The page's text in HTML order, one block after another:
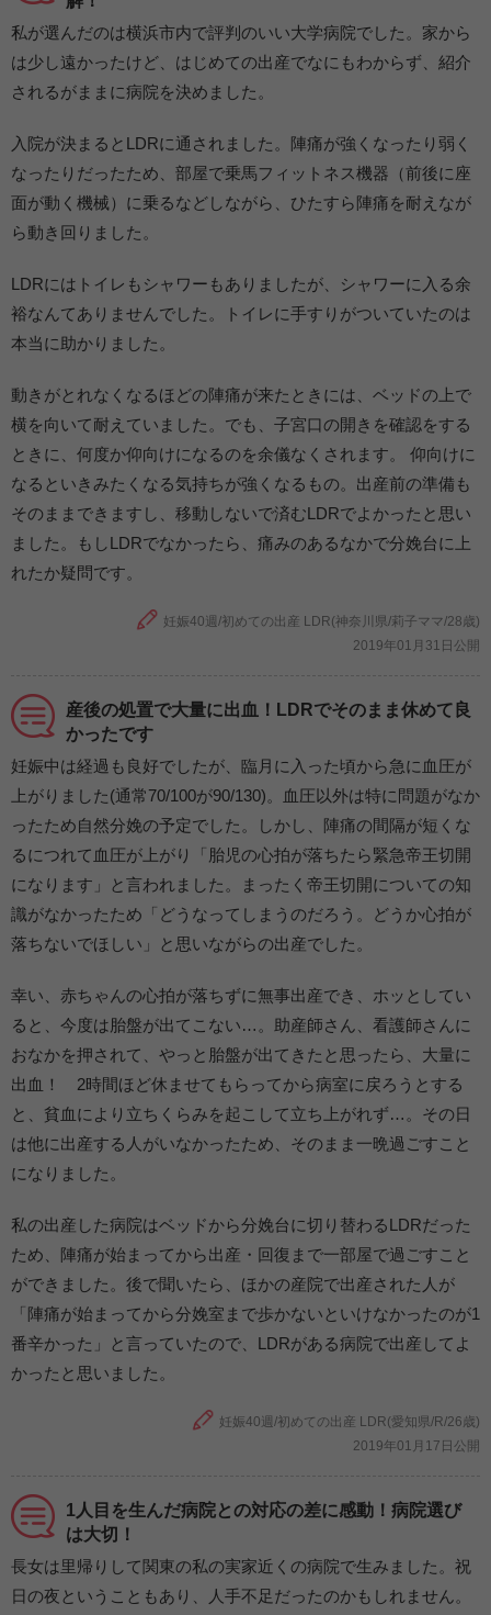
私が選んだのは横浜市内で評判のいい大学病院でした。家から
は少し遠かったけど、はじめての出産でなにもわからず、紹介
されるがままに病院を決めました。
入院が決まるとLDRに通されました。陣痛が強くなったり弱く
なったりだったため、部屋で乗馬フィットネス機器（前後に座
面が動く機械）に乗るなどしながら、ひたすら陣痛を耐えなが
ら動き回りました。
LDRにはトイレもシャワーもありましたが、シャワーに入る余
裕なんてありませんでした。トイレに手すりがついていたのは
本当に助かりました。
動きがとれなくなるほどの陣痛が来たときには、ベッドの上で
横を向いて耐えていました。でも、子宮口の開きを確認をする
ときに、何度か仰向けになるのを余儀なくされます。 仰向けに
なるといきみたくなる気持ちが強くなるもの。出産前の準備も
そのままできますし、移動しないで済むLDRでよかったと思い
ました。もしLDRでなかったら、痛みのあるなかで分娩台に上
れたか疑問です。
妊娠40週/初めての出産 LDR(神奈川県/莉子ママ/28歳)
2019年01月31日公開
産後の処置で大量に出血！LDRでそのまま休めて良
かったです
妊娠中は経過も良好でしたが、臨月に入った頃から急に血圧が
上がりました(通常70/100が90/130)。血圧以外は特に問題がなか
ったため自然分娩の予定でした。しかし、陣痛の間隔が短くな
るにつれて血圧が上がり「胎児の心拍が落ちたら緊急帝王切開
になります」と言われました。まったく帝王切開についての知
識がなかったため「どうなってしまうのだろう。どうか心拍が
落ちないでほしい」と思いながらの出産でした。
幸い、赤ちゃんの心拍が落ちずに無事出産でき、ホッとしてい
ると、今度は胎盤が出てこない…。助産師さん、看護師さんに
おなかを押されて、やっと胎盤が出てきたと思ったら、大量に
出血！ 2時間ほど休ませてもらってから病室に戻ろうとする
と、貧血により立ちくらみを起こして立ち上がれず…。その日
は他に出産する人がいなかったため、そのまま一晩過ごすこと
になりました。
私の出産した病院はベッドから分娩台に切り替わるLDRだった
ため、陣痛が始まってから出産・回復まで一部屋で過ごすこと
ができました。後で聞いたら、ほかの産院で出産された人が
「陣痛が始まってから分娩室まで歩かないといけなかったのが1
番辛かった」と言っていたので、LDRがある病院で出産してよ
かったと思いました。
妊娠40週/初めての出産 LDR(愛知県/R/26歳)
2019年01月17日公開
1人目を生んだ病院との対応の差に感動！病院選び
は大切！
長女は里帰りして関東の私の実家近くの病院で生みました。祝
日の夜ということもあり、人手不足だったのかもしれません。